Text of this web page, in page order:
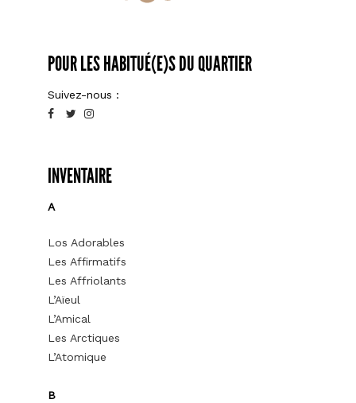
POUR LES HABITUÉ(E)S DU QUARTIER
Suivez-nous :
INVENTAIRE
A
Los Adorables
Les Affirmatifs
Les Affriolants
L’Aïeul
L’Amical
Les Arctiques
L’Atomique
B